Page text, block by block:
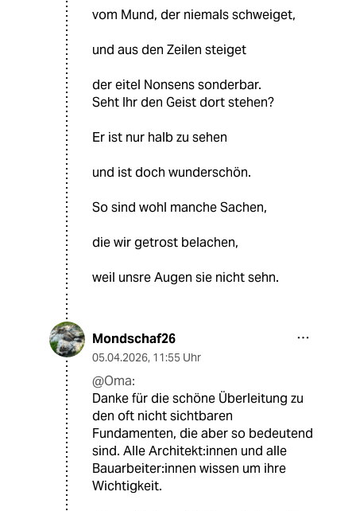
vom Mund, der niemals schweiget,
und aus den Zeilen steiget
der eitel Nonsens sonderbar.
Seht Ihr den Geist dort stehen?
Er ist nur halb zu sehen
und ist doch wunderschön.
So sind wohl manche Sachen,
die wir getrost belachen,
weil unsre Augen sie nicht sehn.
Mondschaf26
05.04.2026, 11:55 Uhr
@Oma:
Danke für die schöne Überleitung zu
den oft nicht sichtbaren
Fundamenten, die aber so bedeutend
sind. Alle Architekt:innen und alle
Bauarbeiter:innen wissen um ihre
Wichtigkeit.